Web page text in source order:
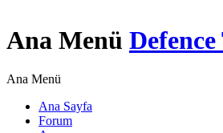
Ana Menü
Ana Menü
Ana Sayfa
Forum